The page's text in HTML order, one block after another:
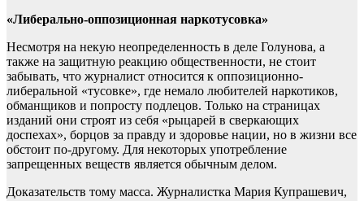
«Либерально-оппозиционная наркотусовка»
Несмотря на некую неопределенность в деле Голунова, а
также на защитную реакцию общественности, не стоит
забывать, что журналист относится к оппозиционно-
либеральной «тусовке», где немало любителей наркотиков,
обманщиков и попросту подлецов. Только на страницах
изданий они строят из себя «рыцарей в сверкающих
доспехах», борцов за правду и здоровье нации, но в жизни все
обстоит по-другому. Для некоторых употребление
запрещенных веществ является обычным делом.
Доказательств тому масса. Журналистка Мария Купрашевич,